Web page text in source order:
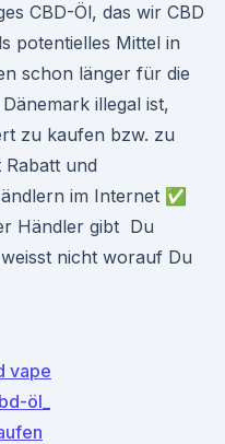
CBD-Öl, das wir CBD
potentielles Mittel in
schon länger für die
illegal ist,
zu kaufen bzw. zu
und
im Internet ✅
Händler gibt Du
nicht worauf Du
vape
öl_